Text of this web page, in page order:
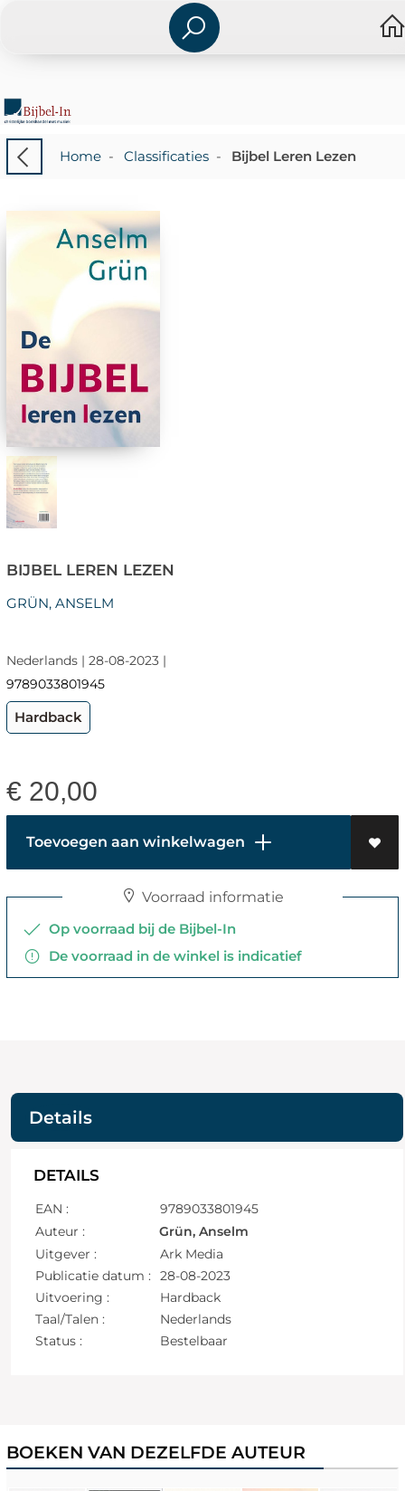
Home- Classificaties- Bijbel Leren Lezen
BIJBEL LEREN LEZEN
GRÜN, ANSELM
Nederlands | 28-08-2023 |
9789033801945
Hardback
€ 20,00
Toevoegen aan winkelwagen
Voorraad informatie
Op voorraad bij de Bijbel-In
De voorraad in de winkel is indicatief
Details
DETAILS
EAN :
9789033801945
Auteur :
Grün, Anselm
Uitgever :
Ark Media
Publicatie datum :
28-08-2023
Uitvoering :
Hardback
Taal/Talen :
Nederlands
Status :
Bestelbaar
BOEKEN VAN DEZELFDE AUTEUR